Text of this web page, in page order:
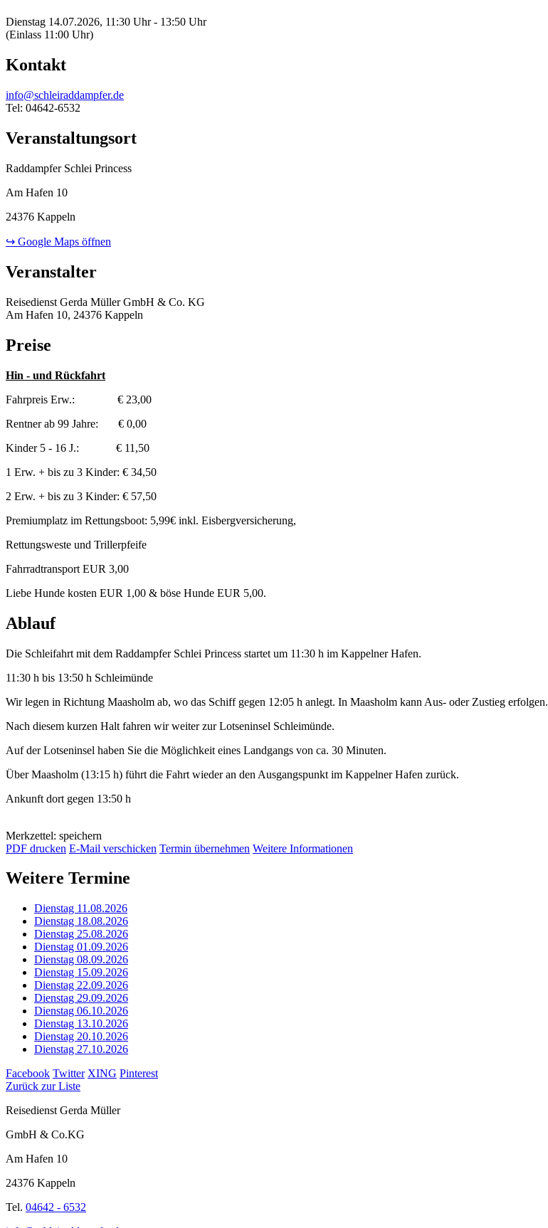
Dienstag 14.07.2026, 11:30 Uhr - 13:50 Uhr
(Einlass 11:00 Uhr)
Kontakt
info@schleiraddampfer.de
Tel: 04642-6532
Veranstaltungsort
Raddampfer Schlei Princess
Am Hafen 10
24376 Kappeln
↪ Google Maps öffnen
Veranstalter
Reisedienst Gerda Müller GmbH & Co. KG
Am Hafen 10, 24376 Kappeln
Preise
Hin - und Rückfahrt
Fahrpreis Erw.: € 23,00
Rentner ab 99 Jahre: € 0,00
Kinder 5 - 16 J.: € 11,50
1 Erw. + bis zu 3 Kinder: € 34,50
2 Erw. + bis zu 3 Kinder: € 57,50
Premiumplatz im Rettungsboot: 5,99€ inkl. Eisbergversicherung,
Rettungsweste und Trillerpfeife
Fahrradtransport EUR 3,00
Liebe Hunde kosten EUR 1,00 & böse Hunde EUR 5,00.
Ablauf
Die Schleifahrt mit dem Raddampfer Schlei Princess startet um 11:30 h im Kappelner Hafen.
11:30 h bis 13:50 h Schleimünde
Wir legen in Richtung Maasholm ab, wo das Schiff gegen 12:05 h anlegt. In Maasholm kann Aus- oder Zustieg erfolgen.
Nach diesem kurzen Halt fahren wir weiter zur Lotseninsel Schleimünde.
Auf der Lotseninsel haben Sie die Möglichkeit eines Landgangs von ca. 30 Minuten.
Über Maasholm (13:15 h) führt die Fahrt wieder an den Ausgangspunkt im Kappelner Hafen zurück.
Ankunft dort gegen 13:50 h
Merkzettel: speichern
PDF drucken E-Mail verschicken Termin übernehmen Weitere Informationen
Weitere Termine
Dienstag 11.08.2026
Dienstag 18.08.2026
Dienstag 25.08.2026
Dienstag 01.09.2026
Dienstag 08.09.2026
Dienstag 15.09.2026
Dienstag 22.09.2026
Dienstag 29.09.2026
Dienstag 06.10.2026
Dienstag 13.10.2026
Dienstag 20.10.2026
Dienstag 27.10.2026
Facebook Twitter XING Pinterest
Zurück zur Liste
Reisedienst Gerda Müller
GmbH & Co.KG
Am Hafen 10
24376 Kappeln
Tel. 04642 - 6532